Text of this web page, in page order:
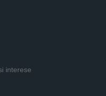
interese